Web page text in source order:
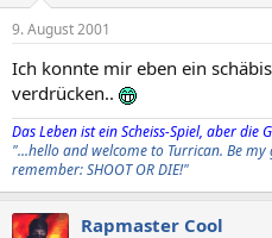
9. August 2001
Ich konnte mir eben ein
verdrücken..
Das Leben ist ein Scheiss-Spiel, aber die
"...hello and welcome to Turrican. Be
remember: SHOOT OR DIE!"
Rapmaster Cool